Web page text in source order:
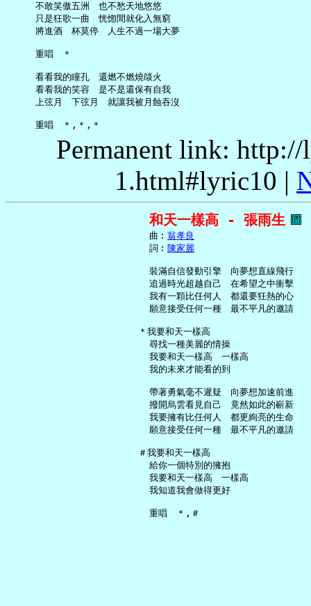
     不敢笑傲五洲　也不愁天地悠悠
     只是狂歌一曲　恍惚間就化入無窮
     將進酒　杯莫停　人生不過一場大夢
     重唱　＊
     看看我的瞳孔　還燃不燃燒燄火
     看看我的笑容　是不是還保有自我
     上弦月　下弦月　就讓我被月蝕吞沒
Permanent link:
1.html#lyric10 |
和天一樣高 - 張雨生
     曲︰
翁孝良
     詞︰
陳家麗
     裝滿自信發動引擎　向夢想直線飛行
     追過時光超越自己　在希望之中衝擊
     我有一顆比任何人　都還要狂熱的心
     願意接受任何一種　最不平凡的邀請
   ＊我要和天一樣高
     尋找一種美麗的情操
     我要和天一樣高　一樣高
     我的未來才能看的到
     帶著勇氣毫不遲疑　向夢想加速前進
     撥開烏雲看見自己　竟然如此的嶄新
     我要擁有比任何人　都更絢亮的生命
     願意接受任何一種　最不平凡的邀請
   ＃我要和天一樣高
     給你一個特別的擁抱
     我要和天一樣高　一樣高
     我知道我會做得更好